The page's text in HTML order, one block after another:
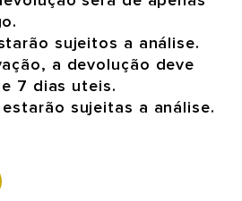
sujeitos a análise.
a devolução deve
7 dias uteis.
estarão sujeitas a análise.